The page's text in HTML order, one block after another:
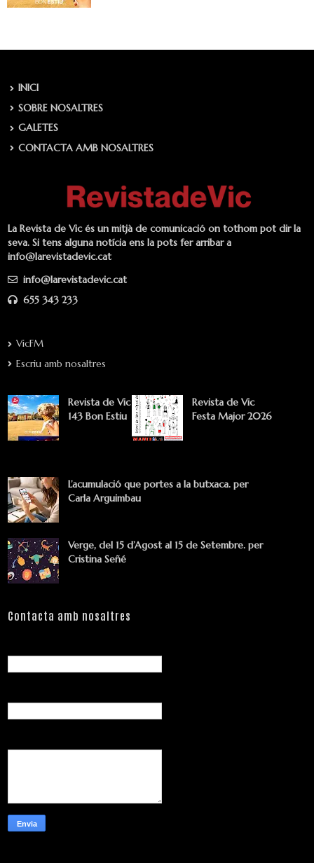
INICI
SOBRE NOSALTRES
GALETES
CONTACTA AMB NOSALTRES
La Revista de Vic és un mitjà de comunicació on tothom pot dir la
seva. Si tens alguna notícia ens la pots fer arribar a
info@larevistadevic.cat
info@larevistadevic.cat
655 343 233
VicFM
Escriu amb nosaltres
Revista de Vic
143 Bon Estiu
Revista de Vic
Festa Major 2026
L’acumulació que portes a la butxaca. per
Carla Arguimbau
Verge, del 15 d’Agost al 15 de Setembre. per
Cristina Señé
Contacta amb nosaltres